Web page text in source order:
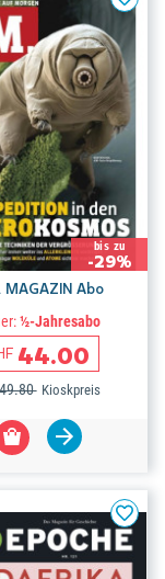
bis zu
-29%
MAGAZIN Abo
½-Jahresabo
44.00
Kioskpreis